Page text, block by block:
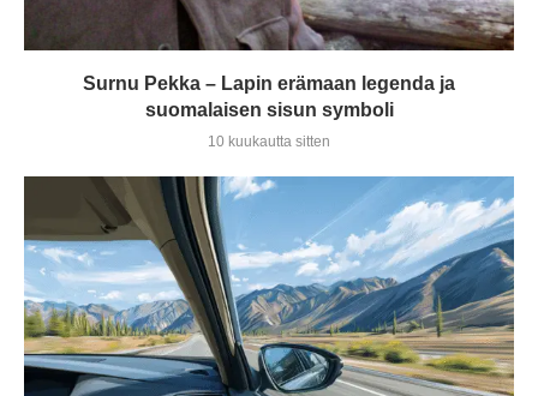
Surnu Pekka – Lapin erämaan legenda ja
suomalaisen sisun symboli
10 kuukautta sitten